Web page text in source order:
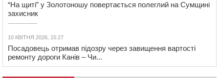
“На щиті” у Золотоношу повертається полеглий на Сумщині
захисник
10 КВІТНЯ 2026, 15:27
Посадовець отримав підозру через завищення вартості
ремонту дороги Канів – Чи...